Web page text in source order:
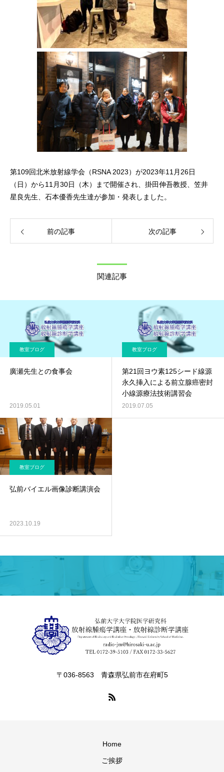
第109回北米放射線学会（RSNA 2023）が2023年11月26日
（日）から11月30日（木）まで開催され、掛田伸吾教授、笠井
星良先生、石本優香先生達が参加・発表しました。
前の記事 次の記事
関連記事
教室ブログ
廣瀬先生との食事会
2019.05.01
教室ブログ
第21回ヨウ素125シード線源
永久挿入による前立腺癌密封
小線源療法技術講習会
2019.07.05
教室ブログ
弘前バイエル画像診断講演会
2023.10.19
〒036-8563 青森県弘前市在府町5
Home
ご挨拶